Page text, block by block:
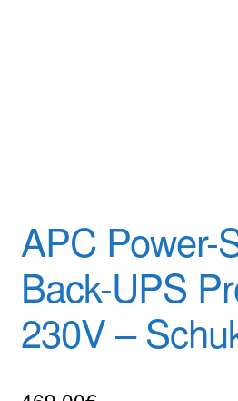
APC Power-
Back-UPS
230V –